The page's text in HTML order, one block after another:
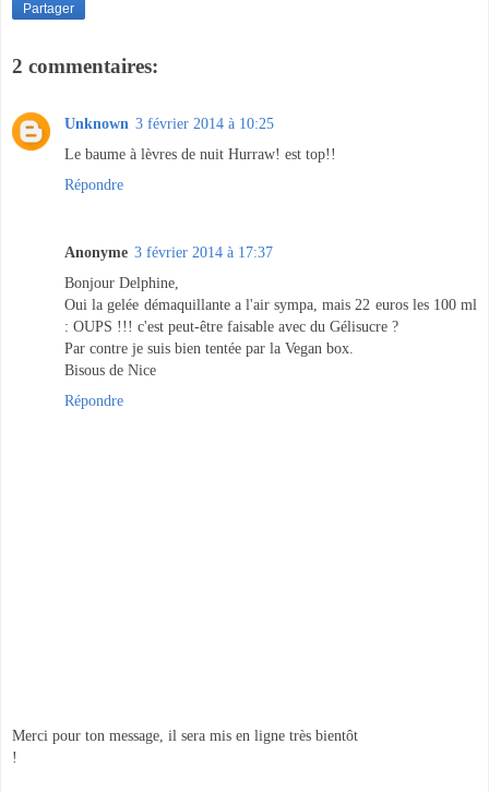
Partager
2 commentaires:
Unknown 3 février 2014 à 10:25
Le baume à lèvres de nuit Hurraw! est top!!
Répondre
Anonyme 3 février 2014 à 17:37
Bonjour Delphine,
Oui la gelée démaquillante a l'air sympa, mais 22 euros les 100 ml
: OUPS !!! c'est peut-être faisable avec du Gélisucre ?
Par contre je suis bien tentée par la Vegan box.
Bisous de Nice
Répondre
Merci pour ton message, il sera mis en ligne très bientôt
!